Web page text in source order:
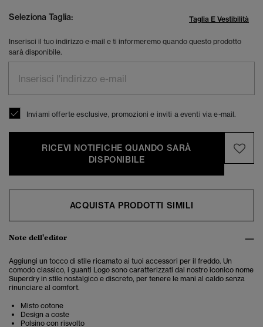
Seleziona Taglia: Taglia E Vestibilità
Inserisci il tuo indirizzo e-mail e ti informeremo quando questo prodotto
sarà disponibile.
Inviami offerte esclusive, promozioni e inviti a eventi via e-mail.
RICEVI NOTIFICHE QUANDO SARÀ
DISPONIBILE
ACQUISTA PRODOTTI SIMILI
Note dell'editor
Aggiungi un tocco di stile ricamato ai tuoi accessori per il freddo. Un
comodo classico, i guanti Logo sono caratterizzati dal nostro iconico nome
Superdry in stile nostalgico e discreto, per tenere le mani al caldo senza
rinunciare al comfort.
Misto cotone
Design a coste
Polsino con risvolto